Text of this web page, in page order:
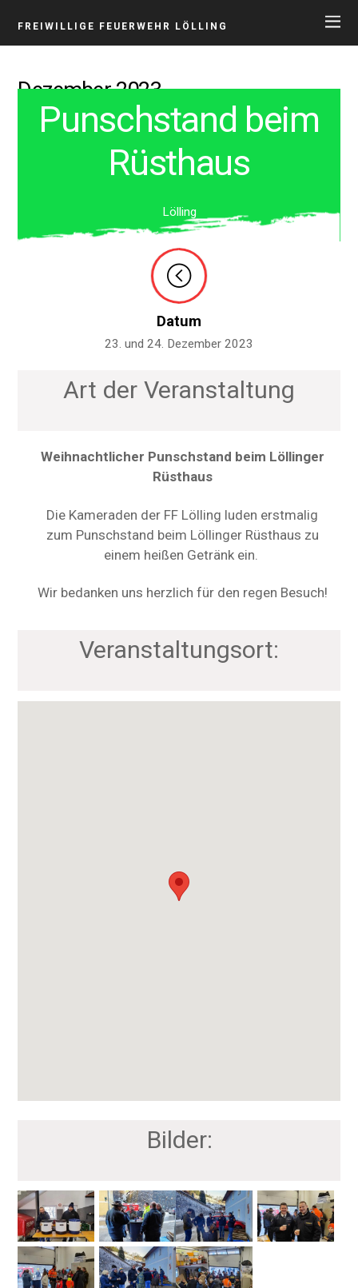
FREIWILLIGE FEUERWEHR LÖLLING
Dezember 2023
Punschstand beim
Rüsthaus
Lölling
Datum
23. und 24. Dezember 2023
Art der Veranstaltung
Weihnachtlicher Punschstand beim Löllinger
Rüsthaus
Die Kameraden der FF Lölling luden erstmalig
zum Punschstand beim Löllinger Rüsthaus zu
einem heißen Getränk ein.
Wir bedanken uns herzlich für den regen Besuch!
Veranstaltungsort:
Bilder: